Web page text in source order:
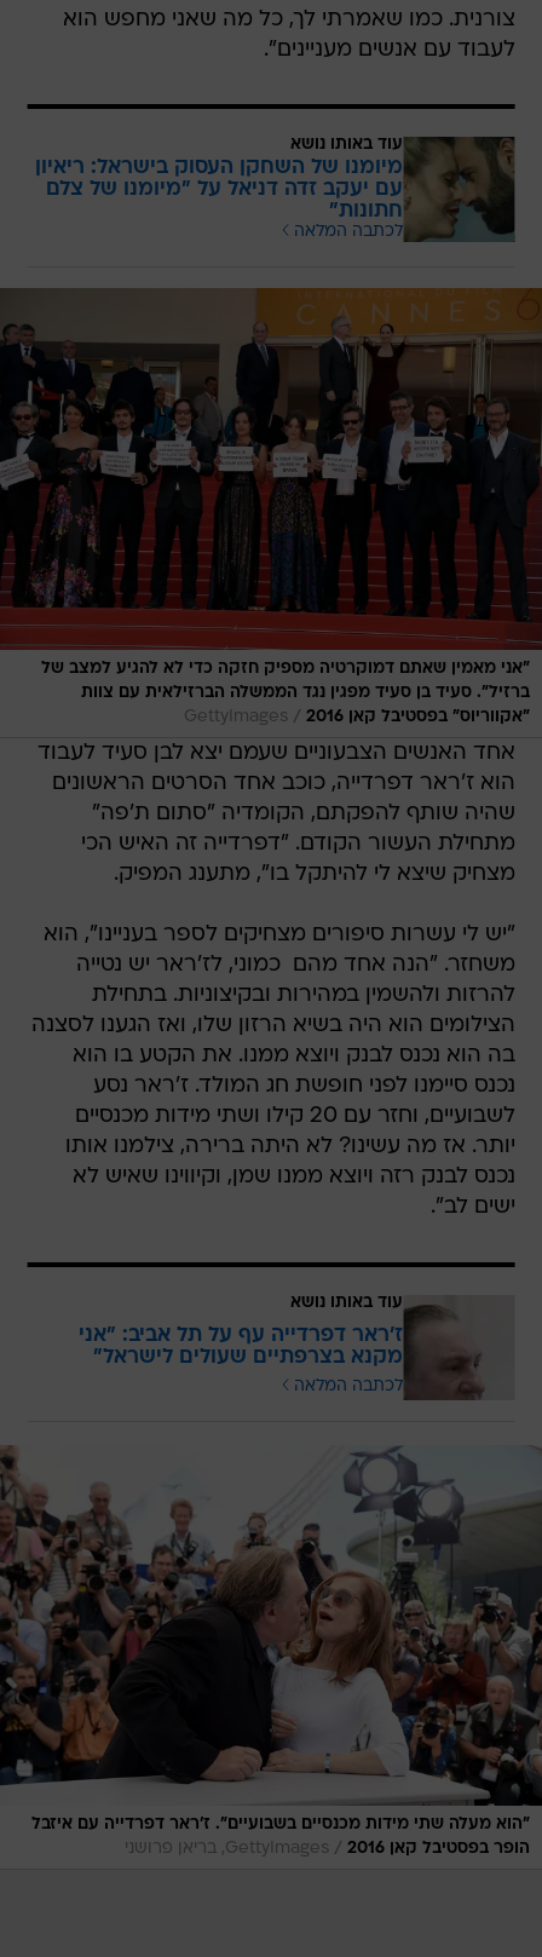
צורנית. כמו שאמרתי לך, כל מה שאני מחפש הוא
לעבוד עם אנשים מעניינים".
עוד באותו נושא
מיומנו של השחקן העסוק בישראל: ריאיון
עם יעקב זדה דניאל על "מיומנו של צלם
חתונות"
לכתבה המלאה
"אני מאמין שאתם דמוקרטיה מספיק חזקה כדי לא להגיע למצב של
ברזיל". סעיד בן סעיד מפגין נגד הממשלה הברזילאית עם צוות
"אקווריוס" בפסטיבל קאן 2016
/
GettyImages
אחד האנשים הצבעוניים שעמם יצא לבן סעיד לעבוד
הוא ז'ראר דפרדייה, כוכב אחד הסרטים הראשונים
שהיה שותף להפקתם, הקומדיה "סתום ת'פה"
מתחילת העשור הקודם. "דפרדייה זה האיש הכי
מצחיק שיצא לי להיתקל בו", מתענג המפיק.
"יש לי עשרות סיפורים מצחיקים לספר בעניינו", הוא
משחזר. "הנה אחד מהם  כמוני, לז'ראר יש נטייה
להרזות ולהשמין במהירות ובקיצוניות. בתחילת
הצילומים הוא היה בשיא הרזון שלו, ואז הגענו לסצנה
בה הוא נכנס לבנק ויוצא ממנו. את הקטע בו הוא
נכנס סיימנו לפני חופשת חג המולד. ז'ראר נסע
לשבועיים, וחזר עם 20 קילו ושתי מידות מכנסיים
יותר. אז מה עשינו? לא היתה ברירה, צילמנו אותו
נכנס לבנק רזה ויוצא ממנו שמן, וקיווינו שאיש לא
ישים לב".
עוד באותו נושא
ז'ראר דפרדייה עף על תל אביב: "אני
מקנא בצרפתיים שעולים לישראל"
לכתבה המלאה
"הוא מעלה שתי מידות מכנסיים בשבועיים". ז'ראר דפרדייה עם איזבל
הופר בפסטיבל קאן 2016
/ GettyImages, בריאן פרושני